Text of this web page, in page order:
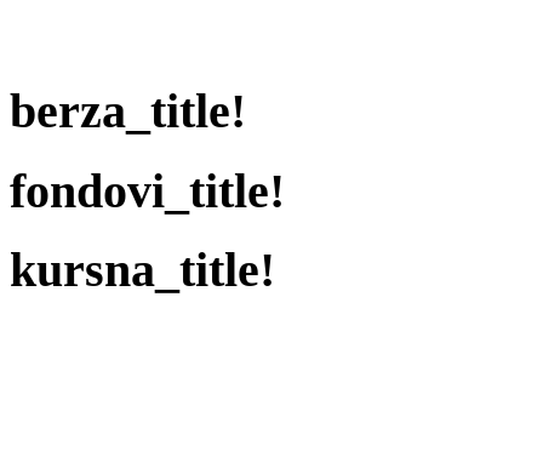
berza_title!
fondovi_title!
kursna_title!